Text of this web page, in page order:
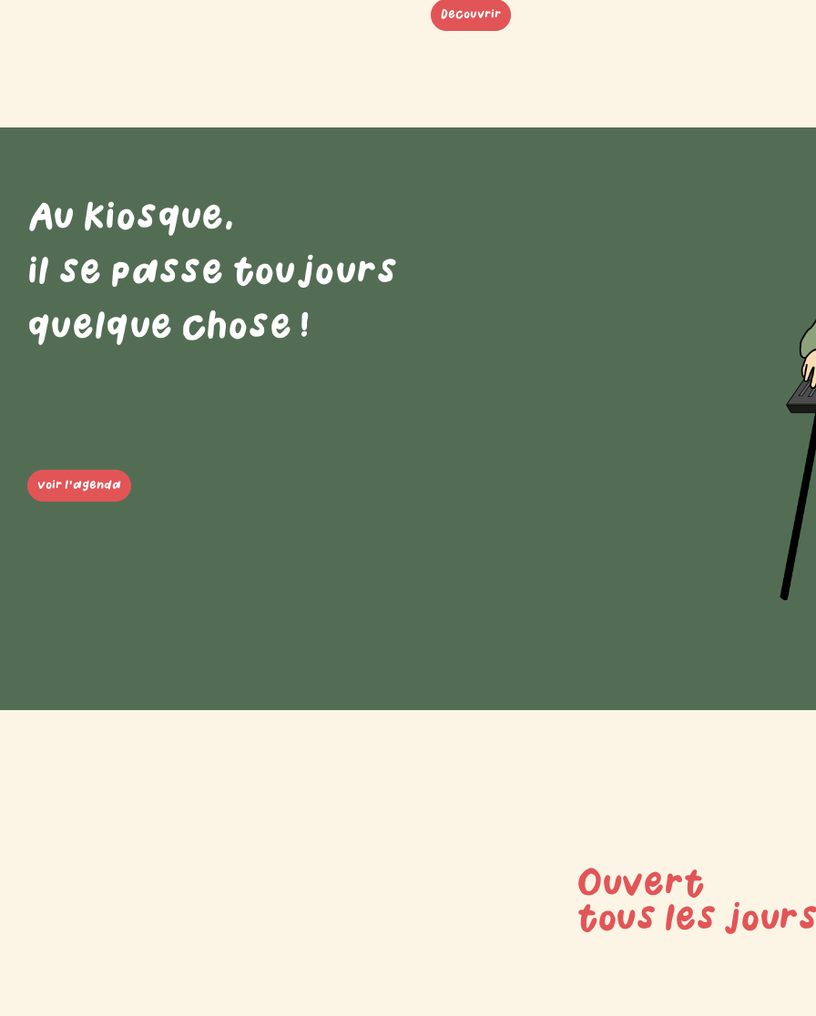
Decouvrir
Au Kiosque,
il se passe toujours
quelque chose !
Voir l'agenda
Ouvert
tous les